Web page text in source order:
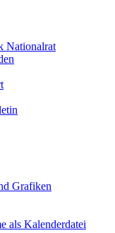
Nationalrat
Grafiken
als Kalenderdatei